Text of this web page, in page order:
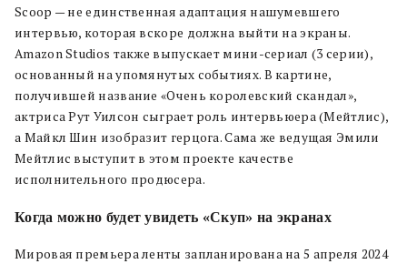
Scoop — не единственная адаптация нашумевшего
интервью, которая вскоре должна выйти на экраны.
Amazon Studios также выпускает мини-сериал (3 серии),
основанный на упомянутых событиях. В картине,
получившей название «Очень королевский скандал»,
актриса Рут Уилсон сыграет роль интервьюера (Мейтлис),
а Майкл Шин изобразит герцога. Сама же ведущая Эмили
Мейтлис выступит в этом проекте качестве
исполнительного продюсера.
Когда можно будет увидеть «Скуп» на экранах
Мировая премьера ленты запланирована на 5 апреля 2024